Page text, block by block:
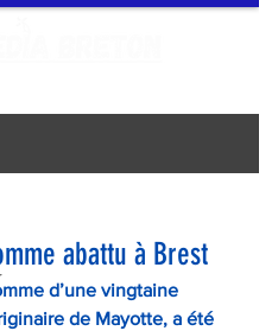
abattu à Brest
d’une vingtaine
de Mayotte, a été